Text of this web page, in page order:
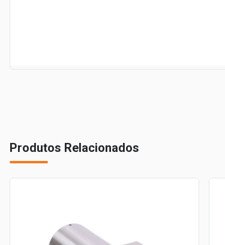
Produtos Relacionados